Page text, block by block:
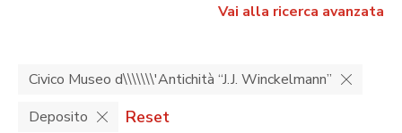
Vai alla ricerca avanzata
Civico Museo d\\\\\\\'Antichità “J.J. Winckelmann”
Deposito
Reset